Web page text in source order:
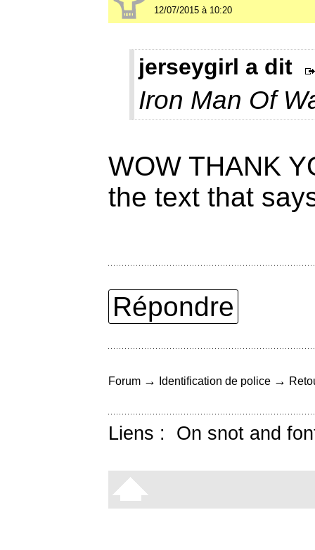
12/07/2015 à 10:20
jerseygirl a dit
Iron Man Of
WOW THANK
the text that
Répondre
Forum → Identification de police →
Liens : On snot and